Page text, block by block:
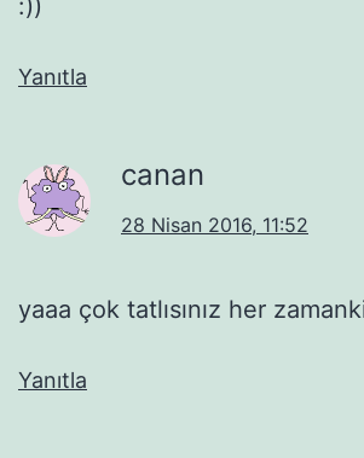
Yanıtla
canan
28 Nisan 2016, 11:52
yaaa çok tatlısınız her
Yanıtla